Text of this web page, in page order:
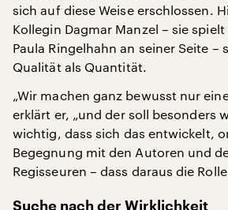
sich auf diese Weise erschlossen.
Kollegin Dagmar Manzel – sie
Paula Ringelhahn an seiner Seite –
Qualität als Quantität.
„Wir machen ganz bewusst nur
erklärt er, „und der soll besonders
wichtig, dass sich das entwickelt,
Begegnung mit den Autoren und
Regisseuren – dass daraus die
Suche nach der Wirklichkeit